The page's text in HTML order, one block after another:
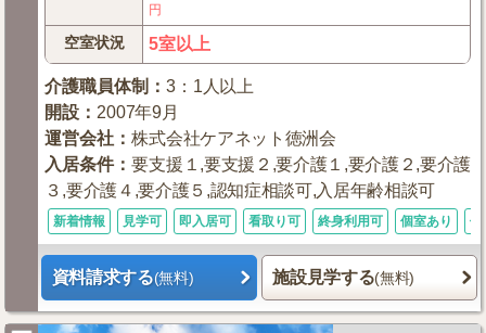
円
空室状況 5室以上
介護職員体制 ：3：1人以上
開設 ： 2007年9月
運営会社 ：株式会社ケアネット徳洲会
入居条件：要支援１,要支援２,要介護１,要介護２,要介護
３,要介護４,要介護５,認知症相談可,入居年齢相談可
新着情報 見学可 即入居可 看取り可 終身利用可 個室あり 体
資料請求する(無料) 施設見学する(無料)